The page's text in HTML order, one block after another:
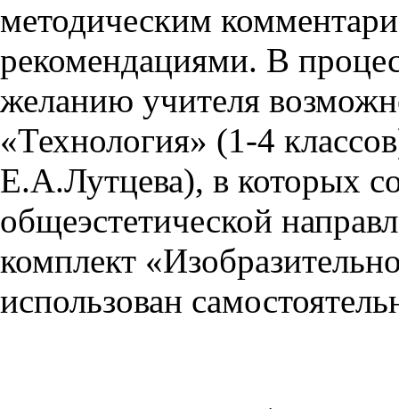
методическим
рекомендациями. В
желанию учителя
«Технология» (1-4
Е.А.Лутцева), в которых
общеэстетической
комплект
использован